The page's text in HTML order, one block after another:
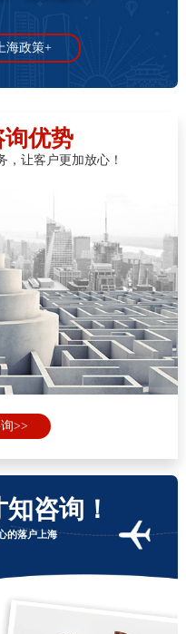
海政策+
询优势
，让客户更加放心！
>>
咨询！
的落户上海